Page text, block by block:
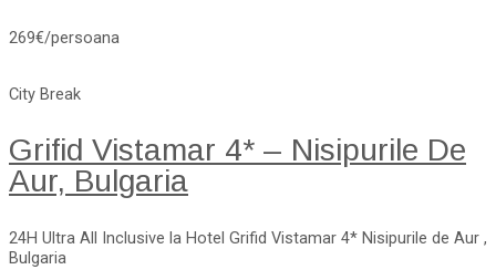
269€/persoana
City Break
Grifid Vistamar 4* – Nisipurile De
Aur, Bulgaria
24H Ultra All Inclusive la Hotel Grifid Vistamar 4* Nisipurile de Aur ,
Bulgaria